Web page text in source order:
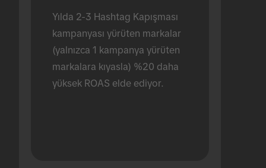
Yılda 2-3 Hashtag Kapışması
kampanyası yürüten markalar
(yalnızca 1 kampanya yürüten
markalara kıyasla) %20 daha
yüksek ROAS elde ediyor.